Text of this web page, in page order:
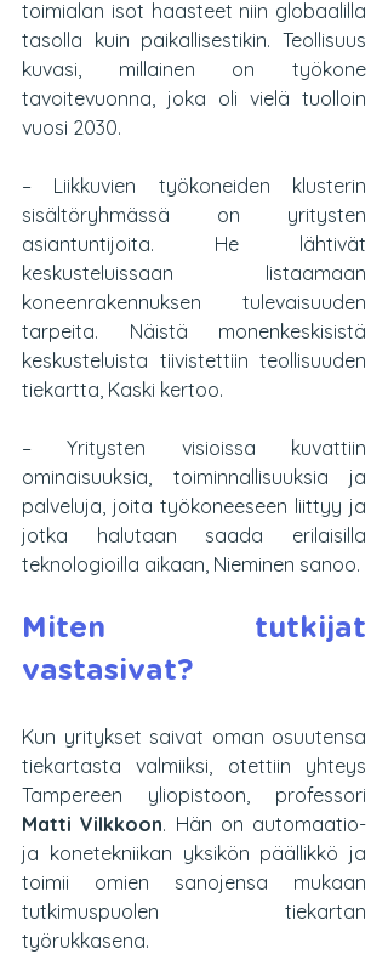
toimialan isot haasteet niin globaalilla
tasolla kuin paikallisestikin. Teollisuus
kuvasi, millainen on työkone
tavoitevuonna, joka oli vielä tuolloin
vuosi 2030.
– Liikkuvien työkoneiden klusterin
sisältöryhmässä on yritysten
asiantuntijoita. He lähtivät
keskusteluissaan listaamaan
koneenrakennuksen tulevaisuuden
tarpeita. Näistä monenkeskisistä
keskusteluista tiivistettiin teollisuuden
tiekartta, Kaski kertoo.
– Yritysten visioissa kuvattiin
ominaisuuksia, toiminnallisuuksia ja
palveluja, joita työkoneeseen liittyy ja
jotka halutaan saada erilaisilla
teknologioilla aikaan, Nieminen sanoo.
Miten tutkijat
vastasivat?
Kun yritykset saivat oman osuutensa
tiekartasta valmiiksi, otettiin yhteys
Matti Vilkkoon. Hän on automaatio-
ja konetekniikan yksikön päällikkö ja
toimii omien sanojensa mukaan
tutkimuspuolen tiekartan
työrukkasena.